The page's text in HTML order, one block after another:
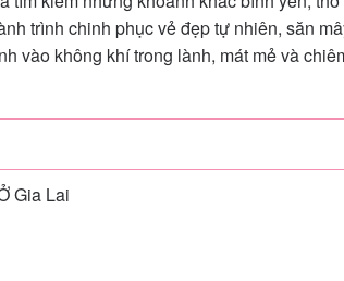
trình chinh phục vẻ đẹp tự nhiên, săn
vào không khí trong lành, mát mẻ và
Gia Lai